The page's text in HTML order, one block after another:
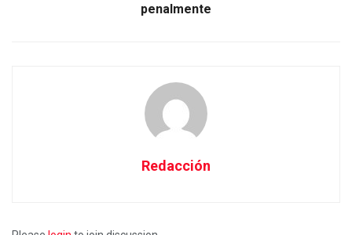
penalmente
Redacción